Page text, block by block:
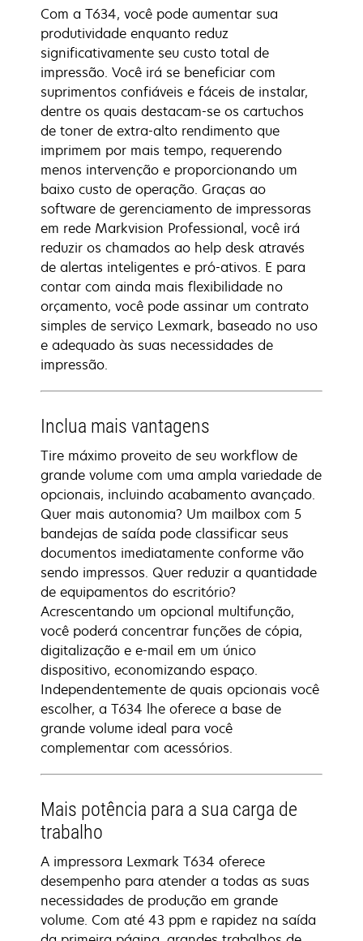
Com a T634, você pode aumentar sua
produtividade enquanto reduz
significativamente seu custo total de
impressão. Você irá se beneficiar com
suprimentos confiáveis e fáceis de instalar,
dentre os quais destacam-se os cartuchos
de toner de extra-alto rendimento que
imprimem por mais tempo, requerendo
menos intervenção e proporcionando um
baixo custo de operação. Graças ao
software de gerenciamento de impressoras
em rede Markvision Professional, você irá
reduzir os chamados ao help desk através
de alertas inteligentes e pró-ativos. E para
contar com ainda mais flexibilidade no
orçamento, você pode assinar um contrato
simples de serviço Lexmark, baseado no uso
e adequado às suas necessidades de
impressão.
Inclua mais vantagens
Tire máximo proveito de seu workflow de
grande volume com uma ampla variedade de
opcionais, incluindo acabamento avançado.
Quer mais autonomia? Um mailbox com 5
bandejas de saída pode classificar seus
documentos imediatamente conforme vão
sendo impressos. Quer reduzir a quantidade
de equipamentos do escritório?
Acrescentando um opcional multifunção,
você poderá concentrar funções de cópia,
digitalização e e-mail em um único
dispositivo, economizando espaço.
Independentemente de quais opcionais você
escolher, a T634 lhe oferece a base de
grande volume ideal para você
complementar com acessórios.
Mais potência para a sua carga de
trabalho
A impressora Lexmark T634 oferece
desempenho para atender a todas as suas
necessidades de produção em grande
volume. Com até 43 ppm e rapidez na saída